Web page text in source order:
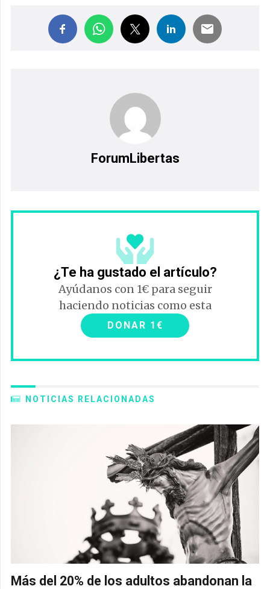
ForumLibertas
¿Te ha gustado el artículo?
Ayúdanos con 1€ para seguir
haciendo noticias como esta
DONAR 1€
NOTICIAS RELACIONADAS
Más del 20% de los adultos abandonan la